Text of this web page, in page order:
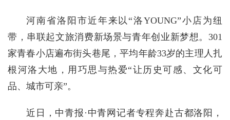
河南省洛阳市近年来以“洛YOUNG”小店为纽
带，串联起文旅消费新场景与青年创业新梦想。301
家青春小店遍布街头巷尾，平均年龄33岁的主理人扎
根河洛大地，用巧思与热爱“让历史可感、文化可
品、城市可亲”。
近日，中青报·中青网记者专程奔赴古都洛阳，